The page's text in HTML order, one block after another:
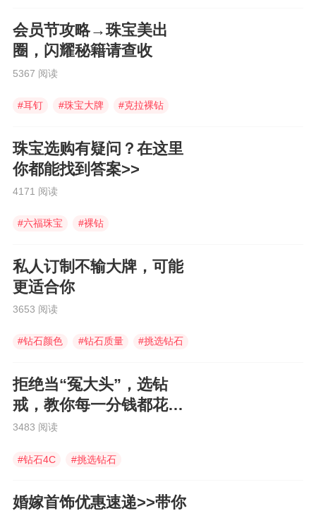
会员节攻略→珠宝美出
圈，闪耀秘籍请查收
5367 阅读
#耳钉 #珠宝大牌 #克拉裸钻
珠宝选购有疑问？在这里
你都能找到答案>>
4171 阅读
#六福珠宝 #裸钻
私人订制不输大牌，可能
更适合你
3653 阅读
#钻石颜色 #钻石质量 #挑选钻石
拒绝当“冤大头”，选钻
戒，教你每一分钱都花在
点子上。
3483 阅读
#钻石4C #挑选钻石
婚嫁首饰优惠速递>>带你